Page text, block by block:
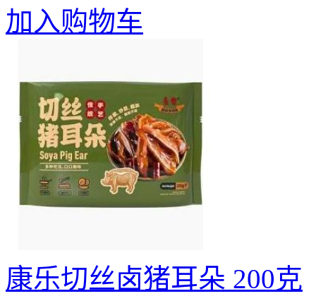
加入购物车
康乐切丝卤猪耳朵 200克